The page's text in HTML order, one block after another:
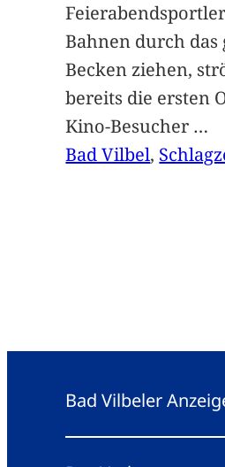
Bahnen durch das
Becken ziehen,
bereits die ersten
Kino-Besucher …
Bad Vilbel,
Bad Vilbeler